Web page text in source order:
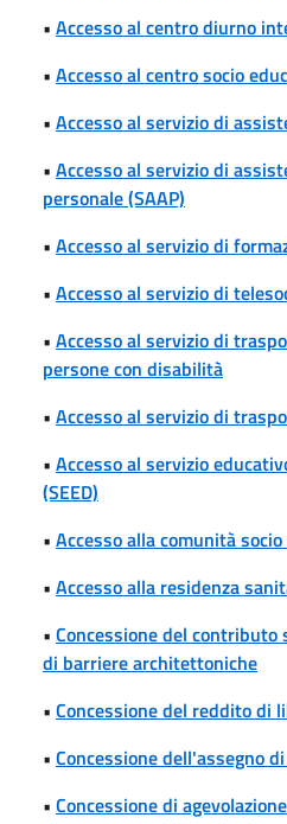
• Accesso al centro diurno
• Accesso al centro socio
• Accesso al servizio di
• Accesso al servizio di
personale (SAAP)
• Accesso al servizio di
• Accesso al servizio di
• Accesso al servizio di
persone con disabilità
• Accesso al servizio di
• Accesso al servizio
(SEED)
• Accesso alla comunità
• Accesso alla residenza
• Concessione del
di barriere architettoniche
• Concessione del reddito di
• Concessione dell'assegno
• Concessione di